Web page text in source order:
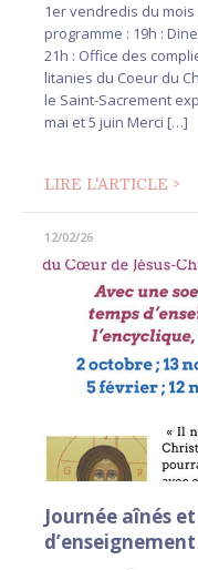
1er vendredis du
programme : 19h :
21h : Office des
litanies du Coeur du
le Saint-Sacrement
mai et 5 juin Merci […]
LIRE L'ARTICLE >
12/02/26
Journée aînés